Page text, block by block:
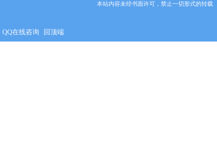
本站内容未经书面许可，禁止一切形式的转载
QQ在线咨询 回顶端